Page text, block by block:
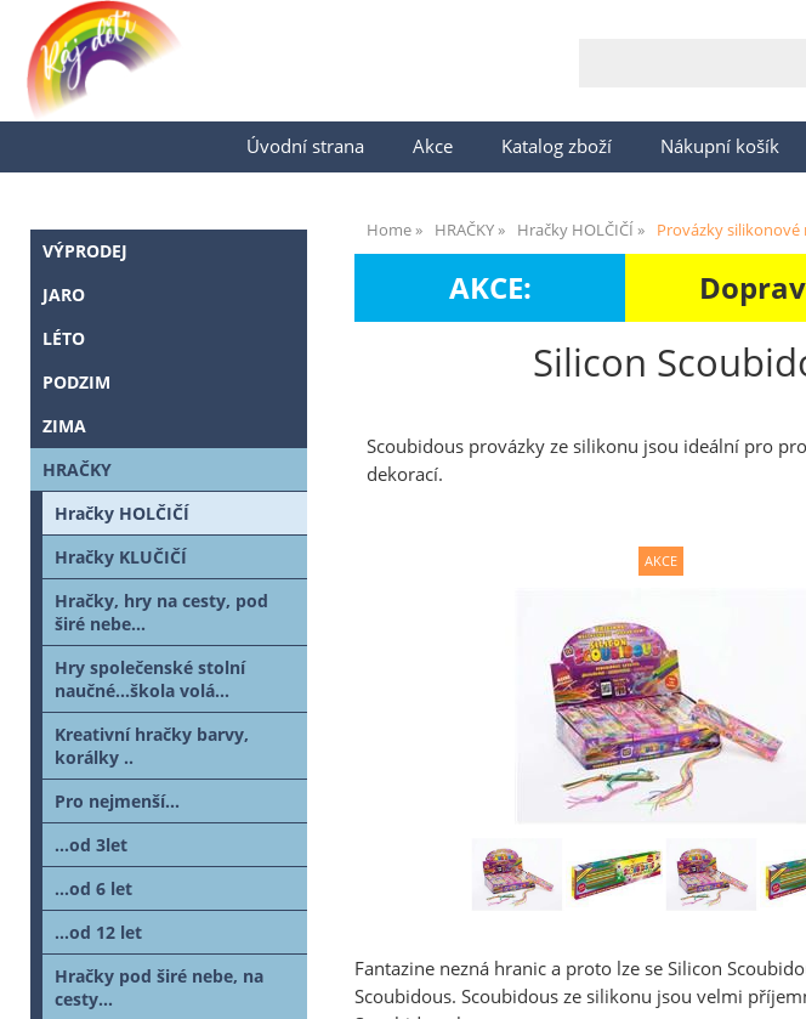
Úvodní strana Akce Katalog zboží Nákupní košík
Home HRAČKY Hračky HOLČIČÍ Provázky silikonové
AKCE:
Silicon
Scoubidous provázky ze silikonu jsou ideální pro
dekorací.
Fantazine nezná hranic a proto lze se Silicon
Scoubidous. Scoubidous ze silikonu jsou velmi
VÝPRODEJ
JARO
LÉTO
PODZIM
ZIMA
HRAČKY
Hračky HOLČIČÍ
Hračky KLUČIČÍ
Hračky, hry na cesty, pod
širé nebe...
Hry společenské stolní
naučné...škola volá...
Kreativní hračky barvy,
korálky ..
Pro nejmenší...
...od 3let
...od 6 let
...od 12 let
Hračky pod širé nebe, na
cesty...